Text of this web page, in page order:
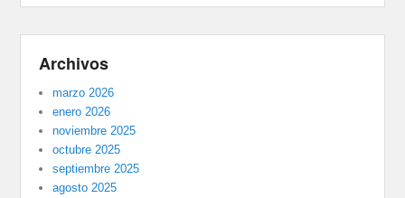
Archivos
marzo 2026
enero 2026
noviembre 2025
octubre 2025
septiembre 2025
agosto 2025